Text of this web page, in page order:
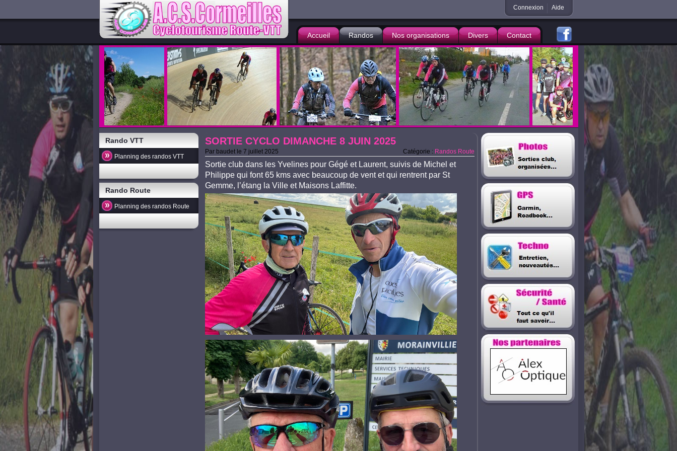
Connexion Aide
Accueil Randos Nos organisations Divers Contact
Rando VTT
Planning des randos VTT
Rando Route
Planning des randos Route
SORTIE CYCLO DIMANCHE 8 JUIN 2025
Catégorie : Randos Route
Par baudetle 7 juillet 2025
Sortie club dans les Yvelines pour Gégé et Laurent, suivis de Michel et
Philippe qui font 65 kms avec beaucoup de vent et qui rentrent par St
Gemme, l’étang la Ville et Maisons Laffitte.